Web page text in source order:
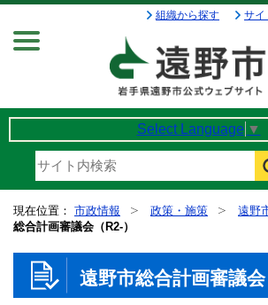
組織から探す サイ
Select Language ▼
現在位置： 市政情報 政策・施策 遠野
総合計画審議会（R2-）
遠野市総合計画審議会